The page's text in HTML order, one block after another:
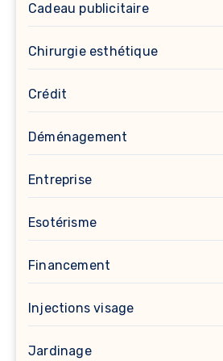
Cadeau publicitaire
Chirurgie esthétique
Crédit
Déménagement
Entreprise
Esotérisme
Financement
Injections visage
Jardinage